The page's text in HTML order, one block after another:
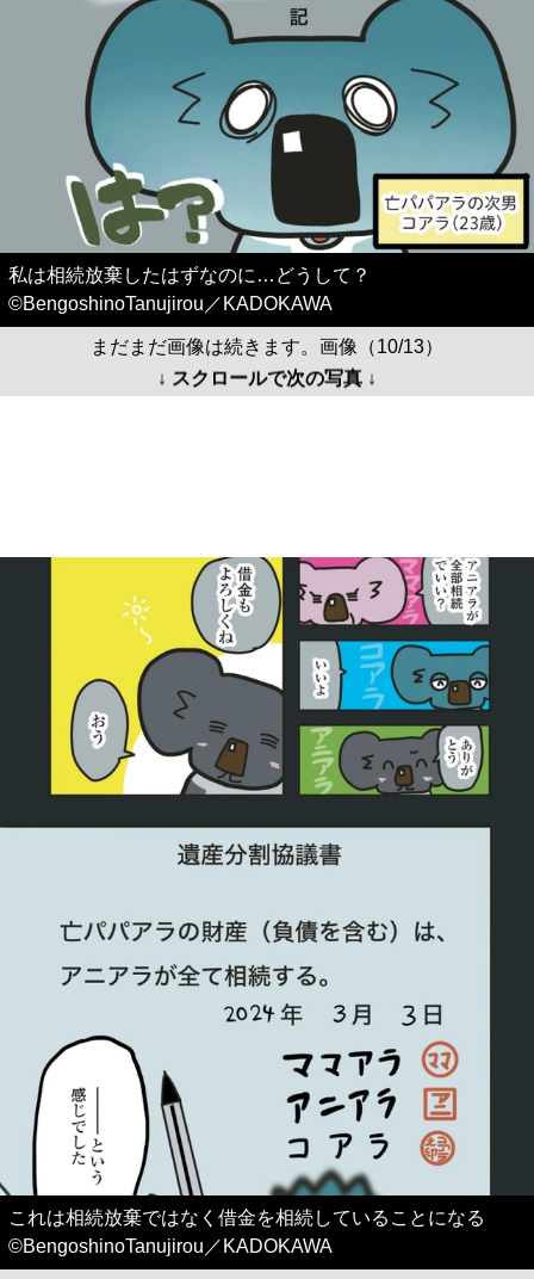
私は相続放棄したはずなのに…どうして？
©BengoshinoTanujirou／KADOKAWA
まだまだ画像は続きます。画像（10/13）
↓ スクロールで次の写真 ↓
これは相続放棄ではなく借金を相続していることになる
©BengoshinoTanujirou／KADOKAWA